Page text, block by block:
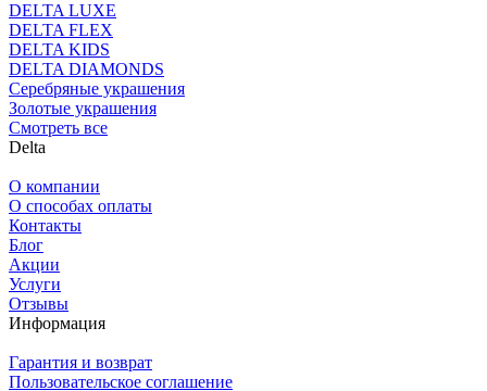
DELTA LUXE
DELTA FLEX
DELTA KIDS
DELTA DIAMONDS
Серебряные украшения
Золотые украшения
Смотреть все
Delta
О компании
О способах оплаты
Контакты
Блог
Акции
Услуги
Отзывы
Информация
Гарантия и возврат
Пользовательское соглашение